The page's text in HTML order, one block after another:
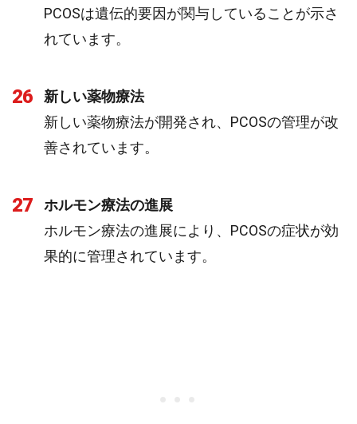
PCOSは遺伝的要因が関与していることが示さ
れています。
26
新しい薬物療法
新しい薬物療法が開発され、PCOSの管理が改
善されています。
27
ホルモン療法の進展
ホルモン療法の進展により、PCOSの症状が効
果的に管理されています。